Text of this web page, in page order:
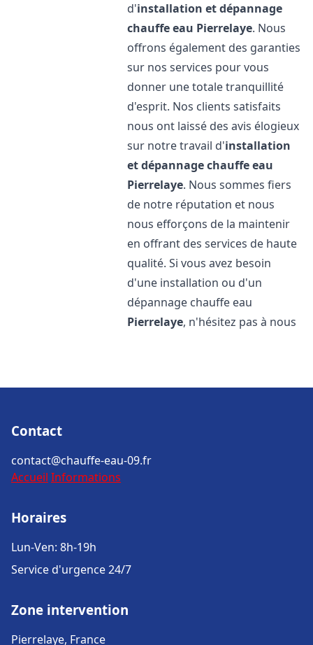
d'installation et dépannage
chauffe eau Pierrelaye. Nous
offrons également des garanties
sur nos services pour vous
donner une totale tranquillité
d'esprit. Nos clients satisfaits
nous ont laissé des avis élogieux
sur notre travail d'installation
et dépannage chauffe eau
Pierrelaye. Nous sommes fiers
de notre réputation et nous
nous efforçons de la maintenir
en offrant des services de haute
qualité. Si vous avez besoin
d'une installation ou d'un
dépannage chauffe eau
Pierrelaye, n'hésitez pas à nous
Contact
contact@chauffe-eau-09.fr
Accueil Informations
Horaires
Lun-Ven: 8h-19h
Service d'urgence 24/7
Zone intervention
Pierrelaye, France